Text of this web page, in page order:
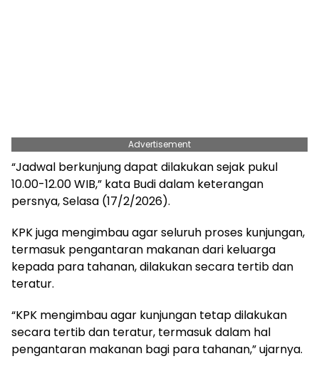
Advertisement
“Jadwal berkunjung dapat dilakukan sejak pukul
10.00-12.00 WIB,” kata Budi dalam keterangan
persnya, Selasa (17/2/2026).
KPK juga mengimbau agar seluruh proses kunjungan,
termasuk pengantaran makanan dari keluarga
kepada para tahanan, dilakukan secara tertib dan
teratur.
“KPK mengimbau agar kunjungan tetap dilakukan
secara tertib dan teratur, termasuk dalam hal
pengantaran makanan bagi para tahanan,” ujarnya.